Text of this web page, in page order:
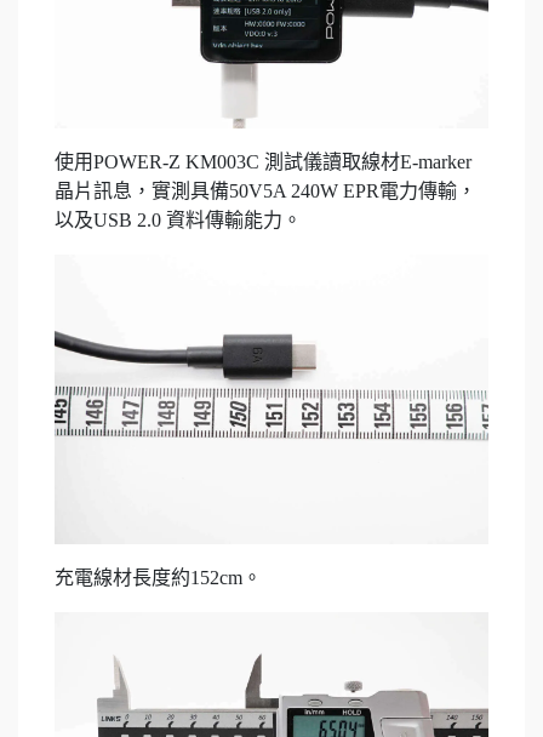
使用POWER-Z KM003C 測試儀讀取線材E-marker
晶片訊息，實測具備50V5A 240W EPR電力傳輸，
以及USB 2.0 資料傳輸能力。
充電線材長度約152cm。